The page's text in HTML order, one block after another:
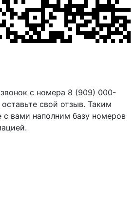
с номера 8 (909) 000-
свой отзыв. Таким
вами наполним базу номеров